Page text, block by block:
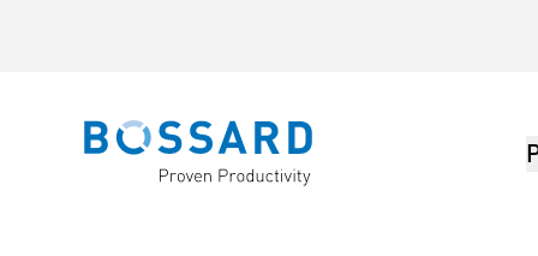
Bossard homepage